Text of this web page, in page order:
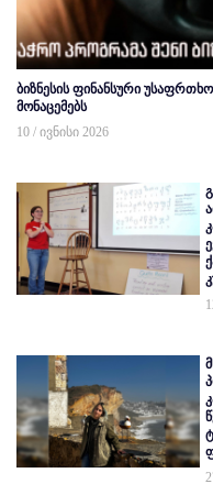
ბიზნესის ფინანსური
მონაცემებს
10 / ივნისი 2026